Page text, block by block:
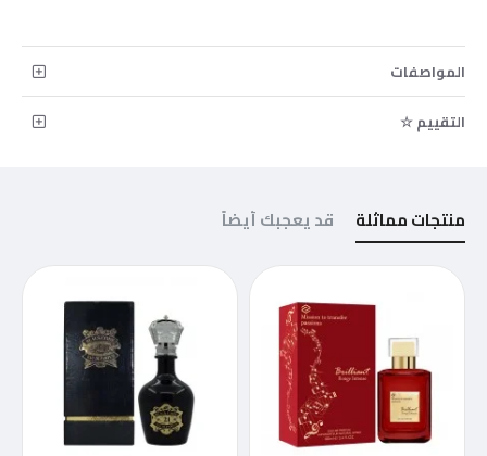
المواصفات
التقييم ☆
منتجات مماثلة قد يعجبك أيضاً